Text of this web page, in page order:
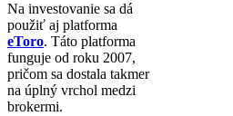
Na investovanie sa dá
použiť aj platforma
eToro. Táto platforma
funguje od roku 2007,
pričom sa dostala takmer
na úplný vrchol medzi
brokermi.